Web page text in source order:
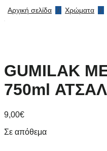
Αρχική σελίδα / Χρώματα /
GUMILAK
750ml
9,00€
Σε απόθεμα